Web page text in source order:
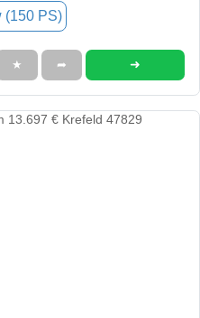
(150 PS)
★ ➦ ➜